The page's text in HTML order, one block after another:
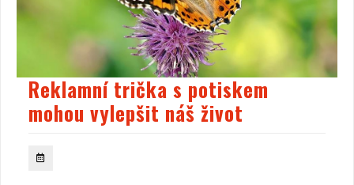
Reklamní trička s potiskem
mohou vylepšit náš život